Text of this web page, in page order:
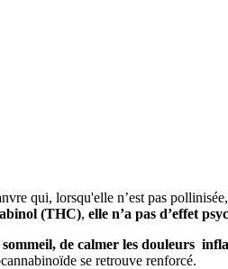
qui, lorsqu'elle n’est pas
(THC), elle n’a pas d’effet
de calmer les douleurs
se retrouve renforcé.